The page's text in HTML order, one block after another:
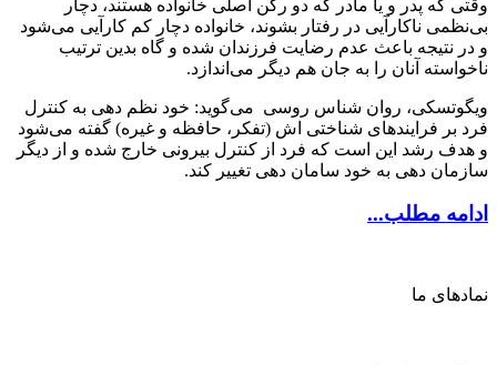
وقتی که پدر و یا مادر که دو رکن اصلی خانواده هستند، دچار
بی‌نظمی ناکارآیی در رفتار بشوند، خانواده دچار کم کارآیی می‌شود
و در نتیجه باعث عدم رضایت فرزندان شده و گاه بدين ترتيب
ناخواسته آنان را به جان هم دیگر می‌اندازد.
ویگوتسکی، روان شناس روسی می‌گوید: خود نظم دهی به کنترل
فرد بر فرایند‏های شناختی اش (تفکر، حافظه و غیره) گفته می‌شود
و هدف رشد این است که فرد از کنترل بیرونی خارج شده و از دیگر
سازمان دهی به خود سامان دهی تغییر کند.
ادامه مطلب...
نماد‌های ما